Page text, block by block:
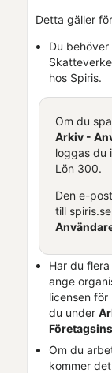
Detta gäller
Du
hos Spiris.
Om du
Arkiv -
loggas du
Lön 300.
Den e-
till spiris.se
Har du
ange
licensen
du under
Om du
kommer